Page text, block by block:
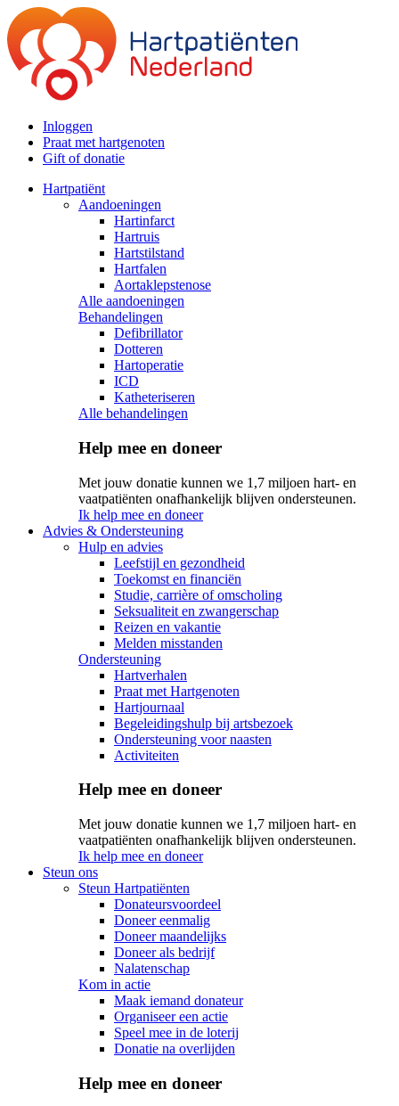
Inloggen
Praat met hartgenoten
Gift of donatie
Hartpatiënt
Aandoeningen
Hartinfarct
Hartruis
Hartstilstand
Hartfalen
Aortaklepstenose
Alle aandoeningen
Behandelingen
Defibrillator
Dotteren
Hartoperatie
ICD
Katheteriseren
Alle behandelingen
Help mee en doneer
Met jouw donatie kunnen we 1,7 miljoen hart- en
vaatpatiënten onafhankelijk blijven ondersteunen.
Ik help mee en doneer
Advies & Ondersteuning
Hulp en advies
Leefstijl en gezondheid
Toekomst en financiën
Studie, carrière of omscholing
Seksualiteit en zwangerschap
Reizen en vakantie
Melden misstanden
Ondersteuning
Hartverhalen
Praat met Hartgenoten
Hartjournaal
Begeleidingshulp bij artsbezoek
Ondersteuning voor naasten
Activiteiten
Help mee en doneer
Met jouw donatie kunnen we 1,7 miljoen hart- en
vaatpatiënten onafhankelijk blijven ondersteunen.
Ik help mee en doneer
Steun ons
Steun Hartpatiënten
Donateursvoordeel
Doneer eenmalig
Doneer maandelijks
Doneer als bedrijf
Nalatenschap
Kom in actie
Maak iemand donateur
Organiseer een actie
Speel mee in de loterij
Donatie na overlijden
Help mee en doneer